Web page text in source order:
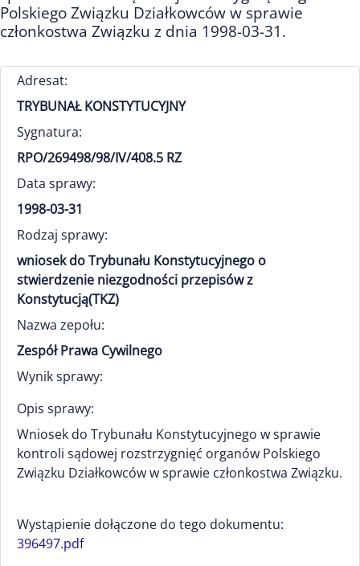
Polskiego Związku Działkowców w sprawie
członkostwa Związku z dnia 1998-03-31.
Adresat:
TRYBUNAŁ KONSTYTUCYJNY
Sygnatura:
RPO/269498/98/IV/408.5 RZ
Data sprawy:
1998-03-31
Rodzaj sprawy:
wniosek do Trybunału Konstytucyjnego o
stwierdzenie niezgodności przepisów z
Konstytucją(TKZ)
Nazwa zepołu:
Zespół Prawa Cywilnego
Wynik sprawy:
Opis sprawy:
Wniosek do Trybunału Konstytucyjnego w sprawie
kontroli sądowej rozstrzygnięć organów Polskiego
Związku Działkowców w sprawie członkostwa Związku.
Wystąpienie dołączone do tego dokumentu:
396497.pdf